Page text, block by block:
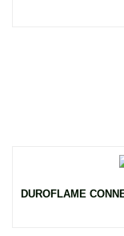
DUROFLAME